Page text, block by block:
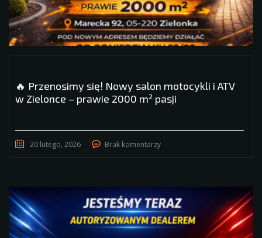
🔥 Przenosimy się! Nowy salon motocykli i ATV
w Zielonce – prawie 2000 m² pasji
20 lutego, 2026 Brak komentarzy